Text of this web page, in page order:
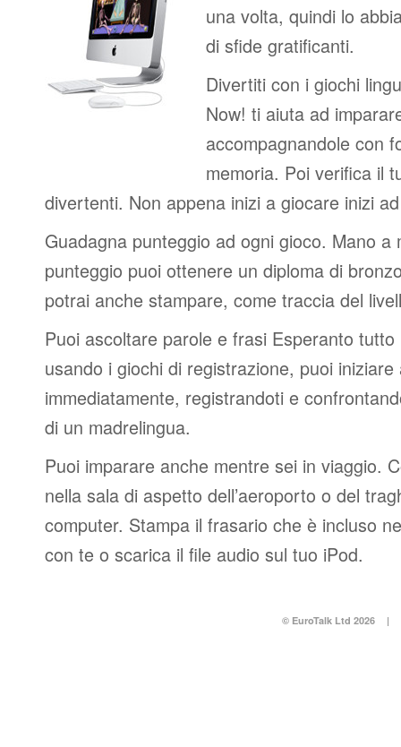
una volta, quindi lo
di sfide gratificanti.
Divertiti con i giochi
Now! ti aiuta ad
accompagnandole con
memoria. Poi verifica il
divertenti. Non appena inizi a giocare inizi
Guadagna punteggio ad ogni gioco. Mano a
punteggio puoi ottenere un diploma di
potrai anche stampare, come traccia del
Puoi ascoltare parole e frasi Esperanto
usando i giochi di registrazione, puoi iniziare
immediatamente, registrandoti e
di un madrelingua.
Puoi imparare anche mentre sei in viaggio.
nella sala di aspetto dell’aeroporto o del
computer. Stampa il frasario che è incluso
con te o scarica il file audio sul tuo iPod.
© EuroTalk Ltd 2026 |